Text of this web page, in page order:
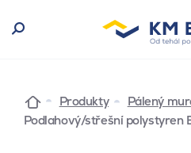
Produkty
Pálený
Podlahový/střešní polystyren